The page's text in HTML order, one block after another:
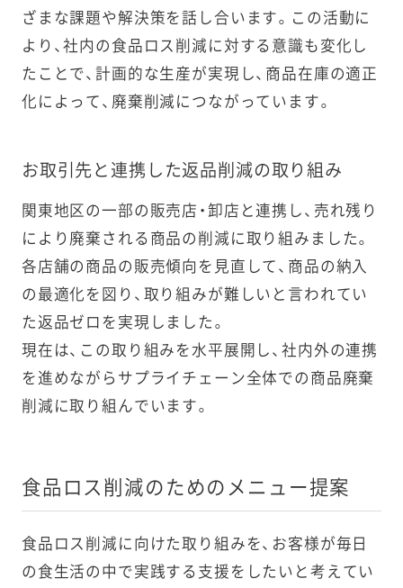
2024年
12月
キユーピー
マヨネーズ
450g、350g
12カ月から
13カ月に延
長、賞味期限
を年月表示
10月
ブ Select S
ズ 3品
日延長（加工
間）
2024年
6月
サラダクラ
ブ カットレ
タス リーフ
ミックス リ
ーフミック
ス ビッグパ
ック増量企
画全国（北海
最盛期の産
地廃棄（フー
2024年
2月
ヴェルデ ト
ーストスプ
レッドシリ
ーズ全品
13カ月から
19カ月に延
ただし、バジ
ざまな課題や解決策を話し合います。この活動に
より、社内の食品ロス削減に対する意識も変化し
たことで、計画的な生産が実現し、商品在庫の適正
化によって、廃棄削減につながっています。
お取引先と連携した返品削減の取り組み
関東地区の一部の販売店・卸店と連携し、売れ残り
により廃棄される商品の削減に取り組みました。
各店舗の商品の販売傾向を見直して、商品の納入
の最適化を図り、取り組みが難しいと言われてい
た返品ゼロを実現しました。
現在は、この取り組みを水平展開し、社内外の連携
を進めながらサプライチェーン全体での商品廃棄
削減に取り組んでいます。
食品ロス削減のためのメニュー提案
食品ロス削減に向けた取り組みを、お客様が毎日
の食生活の中で実践する支援をしたいと考えてい